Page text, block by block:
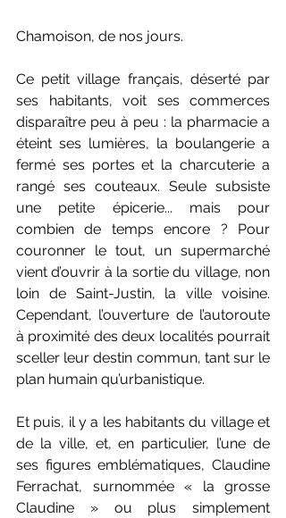
Chamoison, de nos jours.
Ce petit village français, déserté par
ses habitants, voit ses commerces
disparaître peu à peu : la pharmacie a
éteint ses lumières, la boulangerie a
fermé ses portes et la charcuterie a
rangé ses couteaux. Seule subsiste
une petite épicerie... mais pour
combien de temps encore ? Pour
couronner le tout, un supermarché
vient d’ouvrir à la sortie du village, non
loin de Saint-Justin, la ville voisine.
Cependant, l’ouverture de l’autoroute
à proximité des deux localités pourrait
sceller leur destin commun, tant sur le
plan humain qu’urbanistique.
Et puis, il y a les habitants du village et
de la ville, et, en particulier, l’une de
ses figures emblématiques, Claudine
Ferrachat, surnommée « la grosse
Claudine » ou plus simplement